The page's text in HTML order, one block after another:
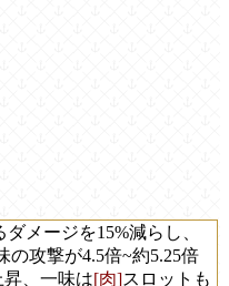
メージを15%減らし、
攻撃が4.5倍~約5.25倍
、一味は[肉]スロットも